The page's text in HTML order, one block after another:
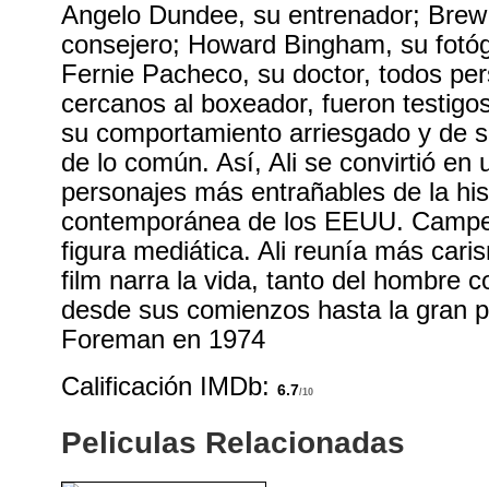
Angelo Dundee, su entrenador;
consejero; Howard Bingham, su
Fernie Pacheco, su doctor, todos
cercanos al boxeador, fueron
su comportamiento arriesgado y de
de lo común. Así, Ali se convirtió en
personajes más entrañables de la
contemporánea de los EEUU.
figura mediática. Ali reunía más
film narra la vida, tanto del hombre
desde sus comienzos hasta la gran
Foreman en 1974
Calificación IMDb:6.7/10
Peliculas Relacionadas